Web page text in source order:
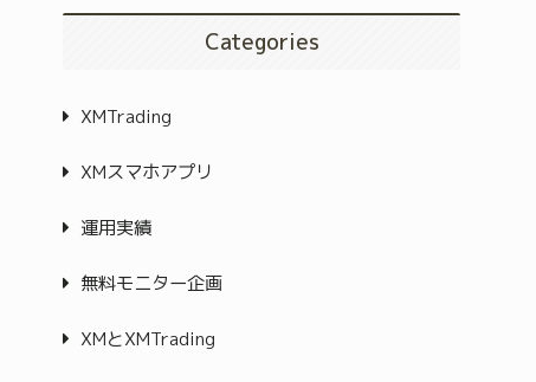
Categories
XMTrading
XMスマホアプリ
運用実績
無料モニター企画
XMとXMTrading